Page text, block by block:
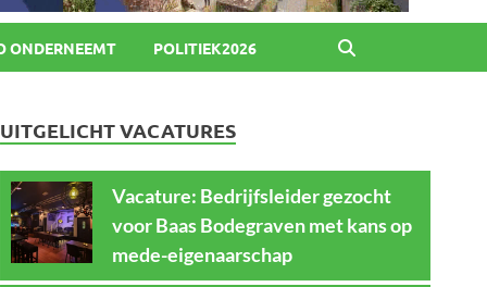
ONDERNEEMT POLITIEK2026
UITGELICHT VACATURES
Vacature: Bedrijfsleider gezocht
voor Baas Bodegraven met kans op
mede-eigenaarschap